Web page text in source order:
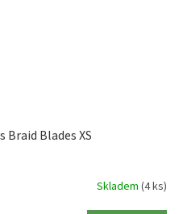
Braid Blades XS
Skladem (4 ks)